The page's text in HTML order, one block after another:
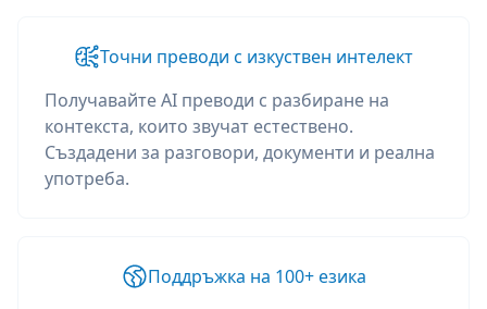
Точни преводи с изкуствен интелект
Получавайте AI преводи с разбиране на
контекста, които звучат естествено.
Създадени за разговори, документи и реална
употреба.
Поддръжка на 100+ езика